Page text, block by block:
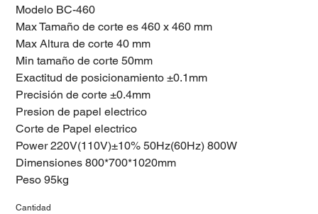
Modelo BC-460
Max Tamaño de corte es 460 x 460 mm
Max Altura de corte 40 mm
Min tamaño de corte 50mm
Exactitud de posicionamiento ±0.1mm
Precisión de corte ±0.4mm
Presion de papel electrico
Corte de Papel electrico
Power 220V(110V)±10% 50Hz(60Hz) 800W
Dimensiones 800*700*1020mm
Peso 95kg
Cantidad